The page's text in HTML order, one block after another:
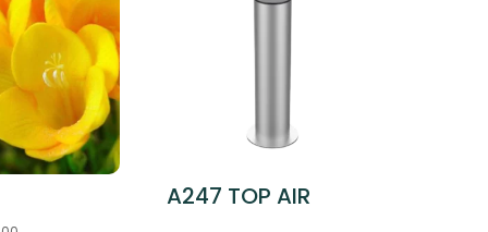
A247 TOP AIR